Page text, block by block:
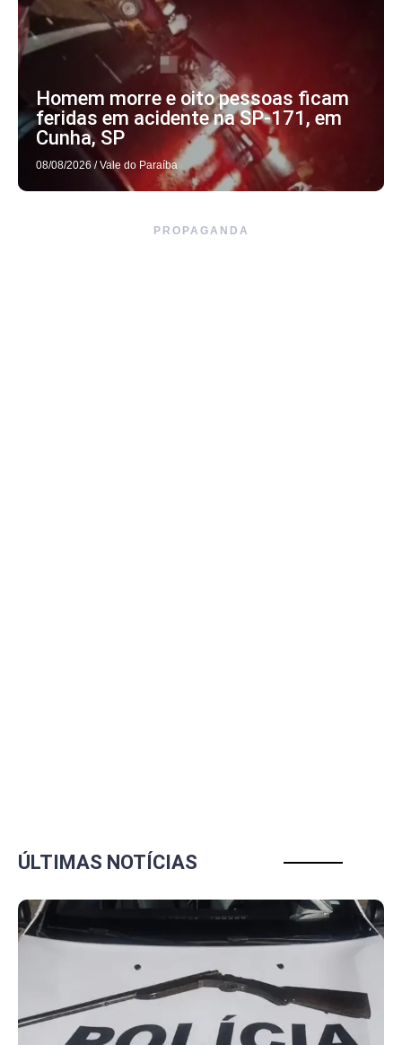
Homem morre e oito pessoas ficam
feridas em acidente na SP-171, em
Cunha, SP
08/08/2026 / Vale do Paraíba
PROPAGANDA
ÚLTIMAS NOTÍCIAS